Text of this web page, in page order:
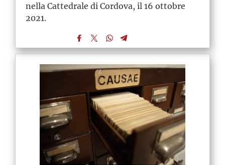
nella Cattedrale di Cordova, il 16 ottobre
2021.